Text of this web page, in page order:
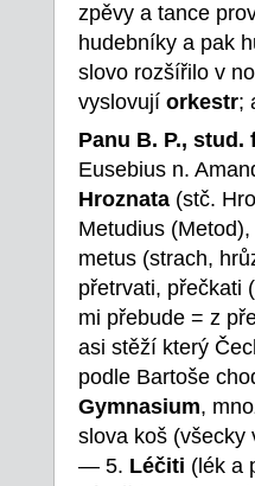
zpěvy a tance
hudebníky a pak
slovo rozšířilo v
vyslovují orkestr;
Panu B. P., stud.
Eusebius n.
Hroznata (stč.
Metudius
metus (strach,
přetrvati, přečkati
mi přebude = z
asi stěží který
podle Bartoše
Gymnasium,
slova koš (všecky
— 5. Léčiti (lék a